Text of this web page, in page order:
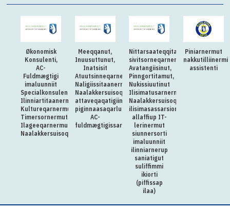
Økonomisk
Konsulenti,
AC-
Fuldmægtigi
imaluunniit
Specialkonsulenti
Ilinniartitaanermut,
Kultureqarnermut,
Timersornermut
Ilageeqarnermullu
Naalakkersuisoqarfimmut
Meeqqanut,
Inuusuttunut,
Inatsisit
Atuutsinneqarnerannut
Naligiissitaanermullu
Naalakkersuisoqarfik
attaveqaqatigiinnermut
piginnaasaqarluartumik
AC-
fuldmægtigissarsiorpoq
Nittarsaateqqitaq:Killiliussap
sivitsorneqarnera:
Avatangiisinut,
Pinngortitamut,
Nukissiuutinut
Ilisimatusarnermullu
Naalakkersuisoqarfimmi
ilisimasassarsiornermut
allaffiup IT-
lerinermut
siunnersorti
imaluunniit
ilinniarnerup
saniatigut
suliffimmi
ikiorti
(piffissap
ilaa)
Piniarnermut
nakkutilliinermi
assistenti